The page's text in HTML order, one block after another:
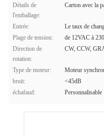
Détails de
l'emballage:
Carton avec la
Entrée:
Le taux de
Plage de tension:
de 12VAC à
Direction de
rotation:
CW, CCW,
Type de moteur:
Moteur
bruit:
<45dB
échafaud:
Personnalisable